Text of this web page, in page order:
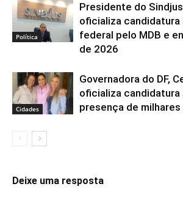
Política
Presidente do
oficializa candidatura
federal pelo MDB e
de 2026
Cidades
Governadora do DF,
oficializa candidatura
presença de
Deixe uma resposta